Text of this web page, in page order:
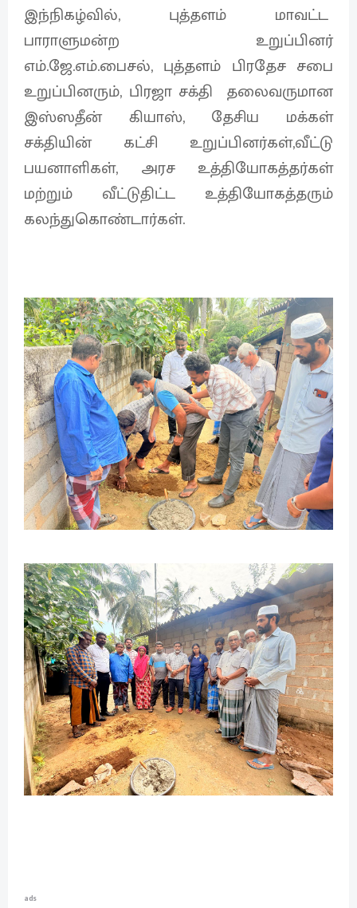
இந்நிகழ்வில், புத்தளம் மாவட்ட
பாராளுமன்ற உறுப்பினர்
எம்.ஜே.எம்.பைசல், புத்தளம் பிரதேச சபை
உறுப்பினரும், பிரஜா சக்தி தலைவருமான
இஸ்ஸதீன் கியாஸ், தேசிய மக்கள்
சக்தியின் கட்சி உறுப்பினர்கள்,வீட்டு
பயனாளிகள், அரச உத்தியோகத்தர்கள்
மற்றும் வீட்டுதிட்ட உத்தியோகத்தரும்
கலந்துகொண்டார்கள்.
ads